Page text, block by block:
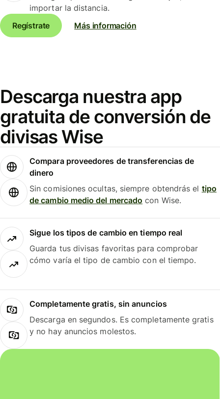
importar la distancia.
Regístrate
Más información
Descarga nuestra app
gratuita de conversión de
divisas Wise
Compara proveedores de transferencias de
dinero
Sin comisiones ocultas, siempre obtendrás el tipo
de cambio medio del mercado con Wise.
Sigue los tipos de cambio en tiempo real
Guarda tus divisas favoritas para comprobar
cómo varía el tipo de cambio con el tiempo.
Completamente gratis, sin anuncios
Descarga en segundos. Es completamente gratis
y no hay anuncios molestos.